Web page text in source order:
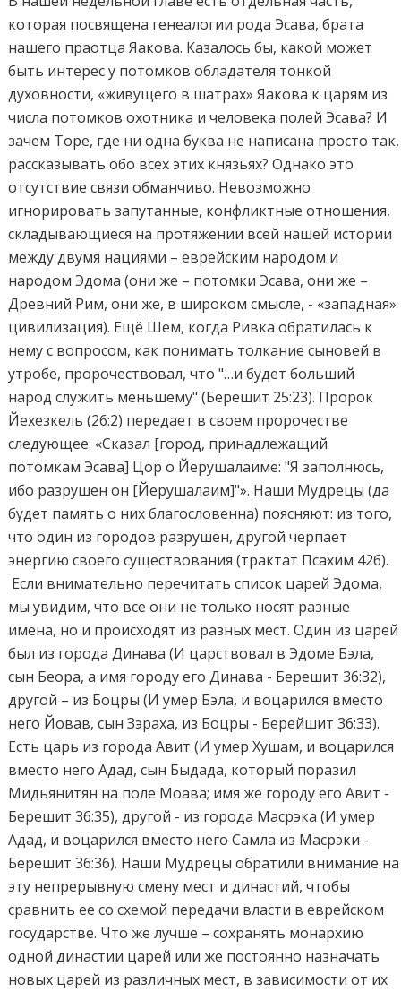
которая посвящена генеалогии рода Эсава, брата
нашего праотца Яакова. Казалось бы, какой может
быть интерес у потомков обладателя тонкой
духовности, «живущего в шатрах» Яакова к царям из
числа потомков охотника и человека полей Эсава? И
зачем Торе, где ни одна буква не написана просто так,
рассказывать обо всех этих князьях? Однако это
отсутствие связи обманчиво. Невозможно
игнорировать запутанные, конфликтные отношения,
складывающиеся на протяжении всей нашей истории
между двумя нациями – еврейским народом и
народом Эдома (они же – потомки Эсава, они же –
Древний Рим, они же, в широком смысле, - «западная»
цивилизация). Ещё Шем, когда Ривка обратилась к
нему с вопросом, как понимать толкание сыновей в
утробе, пророчествовал, что "…и будет больший
народ служить меньшему" (Берешит 25:23). Пророк
Йехезкель (26:2) передает в своем пророчестве
следующее: «Сказал [город, принадлежащий
потомкам Эсава] Цор о Йерушалаиме: "Я заполнюсь,
ибо разрушен он [Йерушалаим]"». Наши Мудрецы (да
будет память о них благословенна) поясняют: из того,
что один из городов разрушен, другой черпает
энергию своего существования (трактат Псахим 42б).
Если внимательно перечитать список царей Эдома,
мы увидим, что все они не только носят разные
имена, но и происходят из разных мест. Один из царей
был из города Динава (И царствовал в Эдоме Бэла,
сын Беора, а имя городу его Динава - Берешит 36:32),
другой – из Боцры (И умер Бэла, и воцарился вместо
него Йовав, сын Зэраха, из Боцры - Берейшит 36:33).
Есть царь из города Авит (И умер Хушам, и воцарился
вместо него Адад, сын Быдада, который поразил
Мидьянитян на поле Моава; имя же городу его Авит -
Берешит 36:35), другой - из города Масрэка (И умер
Адад, и воцарился вместо него Самла из Масрэки -
Берешит 36:36). Наши Мудрецы обратили внимание на
эту непрерывную смену мест и династий, чтобы
сравнить ее со схемой передачи власти в еврейском
государстве. Что же лучше – сохранять монархию
одной династии царей или же постоянно назначать
новых царей из различных мест, в зависимости от их